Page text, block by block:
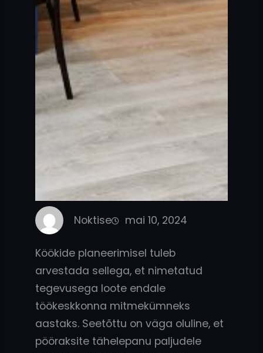
Noktise mai 10, 2024
Köökide planeerimisel tuleb
arvestada sellega, et nimetatud
tegevusega loote endale
töökeskkonna mitmekümneks
aastaks. Seetõttu on väga oluline, et
pööraksite tähelepanu paljudele